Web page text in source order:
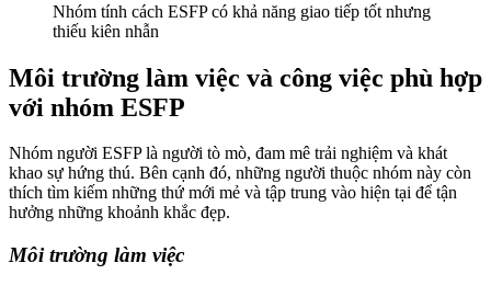
Nhóm tính cách ESFP có khả năng giao tiếp tốt nhưng
thiếu kiên nhẫn
Môi trường làm việc và công việc phù hợp
với nhóm ESFP
Nhóm người ESFP là người tò mò, đam mê trải nghiệm và khát
khao sự hứng thú. Bên cạnh đó, những người thuộc nhóm này còn
thích tìm kiếm những thứ mới mẻ và tập trung vào hiện tại để tận
hưởng những khoảnh khắc đẹp.
Môi trường làm việc